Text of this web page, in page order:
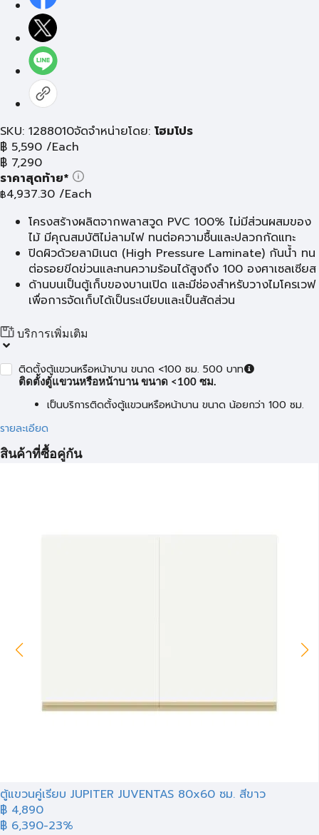
SKU: 1288010จัดจำหน่ายโดย: โฮมโปร
฿ 5,590 /Each
฿ 7,290
ราคาสุดท้าย*
฿4,937.30 /Each
โครงสร้างผลิตจากพลาสวูด PVC 100% ไม่มีส่วนผสมของ
ไม้ มีคุณสมบัติไม่ลามไฟ ทนต่อความชื้นและปลวกกัดแทะ
ปิดผิวด้วยลามิเนต (High Pressure Laminate) กันน้ำ ทน
ต่อรอยขีดข่วนและทนความร้อนได้สูงถึง 100 องศาเซลเซียส
ด้านบนเป็นตู้เก็บของบานเปิด และมีช่องสำหรับวางไมโครเวฟ
เพื่อการจัดเก็บได้เป็นระเบียบและเป็นสัดส่วน
บริการเพิ่มเติม
ติดตั้งตู้แขวนหรือหน้าบาน ขนาด <100 ซม. 500 บาท
ติดตั้งตู้แขวนหรือหน้าบาน ขนาด <100 ซม.
เป็นบริการติดตั้งตู้แขวนหรือหน้าบาน ขนาด น้อยกว่า 100 ซม.
รายละเอียด
สินค้าที่ซื้อคู่กัน
ตู้แขวนคู่เรียบ JUPITER JUVENTAS 80x60 ซม. สีขาว
฿ 4,890
฿ 6,390-23%